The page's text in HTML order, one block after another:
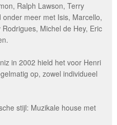
Ralph Lawson, Terry
meer met Isis, Marcello,
Michel de Hey, Eric
in 2002 hield het voor Henri
op, zowel individueel
stijl: Muzikale house met